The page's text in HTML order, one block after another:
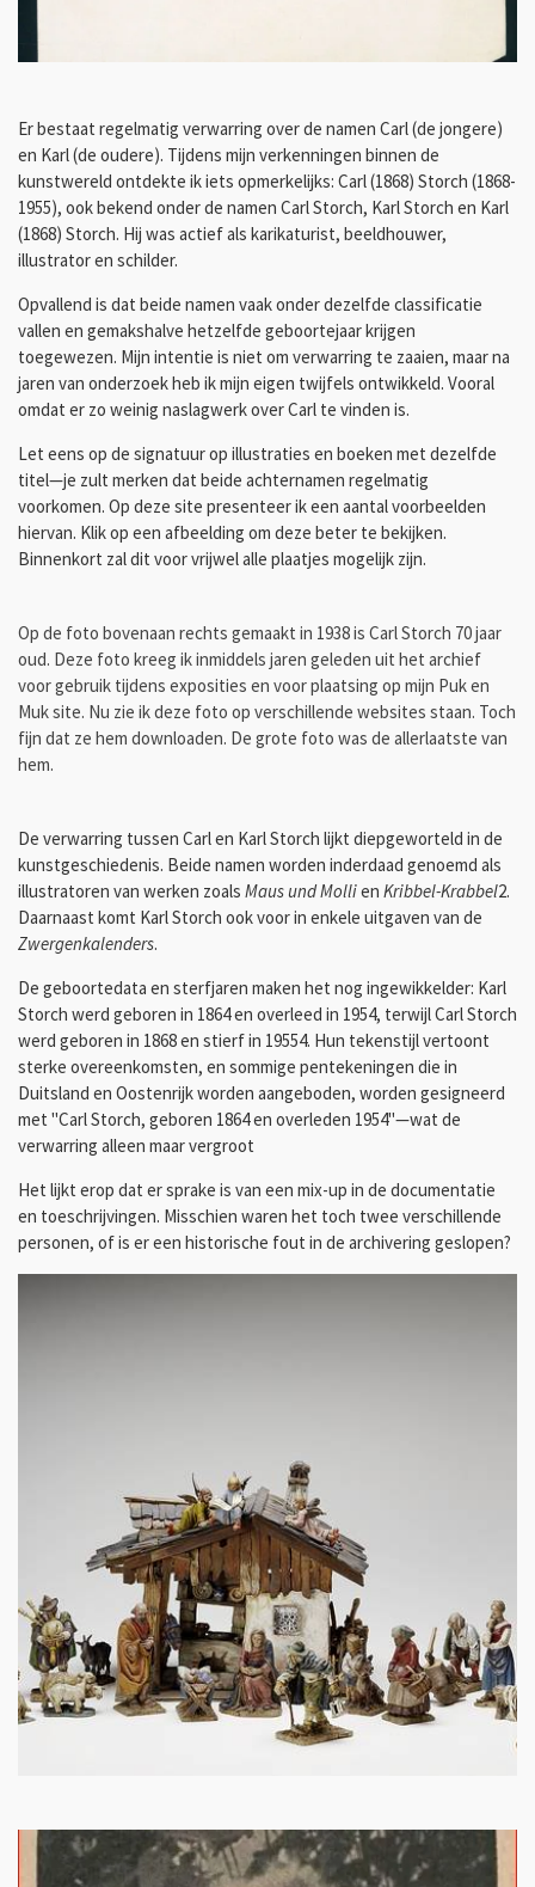
Er bestaat regelmatig verwarring over de namen Carl (de jongere)
en Karl (de oudere). Tijdens mijn verkenningen binnen de
kunstwereld ontdekte ik iets opmerkelijks: Carl (1868) Storch (1868-
1955), ook bekend onder de namen Carl Storch, Karl Storch en Karl
(1868) Storch. Hij was actief als karikaturist, beeldhouwer,
illustrator en schilder.
Opvallend is dat beide namen vaak onder dezelfde classificatie
vallen en gemakshalve hetzelfde geboortejaar krijgen
toegewezen. Mijn intentie is niet om verwarring te zaaien, maar na
jaren van onderzoek heb ik mijn eigen twijfels ontwikkeld. Vooral
omdat er zo weinig naslagwerk over Carl te vinden is.
Let eens op de signatuur op illustraties en boeken met dezelfde
titel—je zult merken dat beide achternamen regelmatig
voorkomen. Op deze site presenteer ik een aantal voorbeelden
hiervan. Klik op een afbeelding om deze beter te bekijken.
Binnenkort zal dit voor vrijwel alle plaatjes mogelijk zijn.
Op de foto bovenaan rechts gemaakt in 1938 is Carl Storch 70 jaar
oud. Deze foto kreeg ik inmiddels jaren geleden uit het archief
voor gebruik tijdens exposities en voor plaatsing op mijn Puk en
Muk site. Nu zie ik deze foto op verschillende websites staan. Toch
fijn dat ze hem downloaden. De grote foto was de allerlaatste van
hem.
De verwarring tussen Carl en Karl Storch lijkt diepgeworteld in de
kunstgeschiedenis. Beide namen worden inderdaad genoemd als
illustratoren van werken zoals Maus und Mollien Kribbel-Krabbel2.
Daarnaast komt Karl Storch ook voor in enkele uitgaven van de
Zwergenkalenders.
De geboortedata en sterfjaren maken het nog ingewikkelder: Karl
Storch werd geboren in 1864 en overleed in 1954, terwijl Carl Storch
werd geboren in 1868 en stierf in 19554. Hun tekenstijl vertoont
sterke overeenkomsten, en sommige pentekeningen die in
Duitsland en Oostenrijk worden aangeboden, worden gesigneerd
met "Carl Storch, geboren 1864 en overleden 1954"—wat de
verwarring alleen maar vergroot
Het lijkt erop dat er sprake is van een mix-up in de documentatie
en toeschrijvingen. Misschien waren het toch twee verschillende
personen, of is er een historische fout in de archivering geslopen?